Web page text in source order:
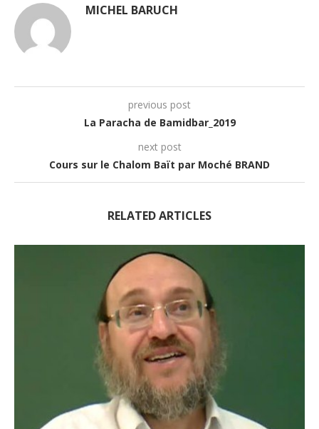
MICHEL BARUCH
previous post
La Paracha de Bamidbar_2019
next post
Cours sur le Chalom Baït par Moché BRAND
RELATED ARTICLES